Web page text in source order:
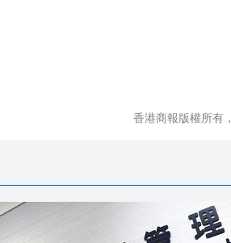
香港商報版權所有